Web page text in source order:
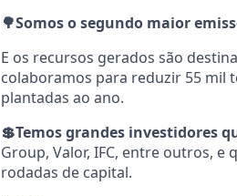
🌳Somos o segundo maior
E os recursos gerados são
colaboramos para reduzir 55 mil
plantadas ao ano.
💲Temos grandes investidores
Group, Valor, IFC, entre outros,
rodadas de capital.